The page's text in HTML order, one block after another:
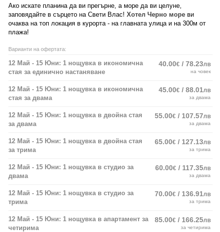
Ако искате планина да ви прегърне, а море да ви целуне,
заповядайте в сърцето на Свети Влас! Хотел Черно море ви
очаква на топ локация в курорта - на главната улица и на 300м от
плажа!
Варианти на офертата:
12 Май - 15 Юни: 1 нощувка в икономична
стая за единично настаняване
40.00€ / 78.23лв
на човек
12 Май - 15 Юни: 1 нощувка в икономична
стая за двама
45.00€ / 88.01лв
за двама
12 Май - 15 Юни: 1 нощувка в двойна стая
за двама
55.00€ / 107.57лв
за двама
12 Май - 15 Юни: 1 нощувка в двойна стая
за трима
65.00€ / 127.13лв
за трима
12 Май - 15 Юни: 1 нощувка в студио за
двама
60.00€ / 117.35лв
за двама
12 Май - 15 Юни: 1 нощувка в студио за
трима
70.00€ / 136.91лв
за трима
12 Май - 15 Юни: 1 нощувка в апартамент за
четирима
85.00€ / 166.25лв
за четирима